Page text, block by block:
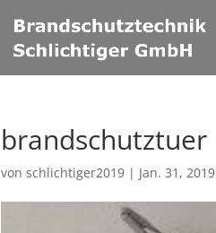
brandschutztuer
vonschlichtiger2019 | Jan. 31, 2019